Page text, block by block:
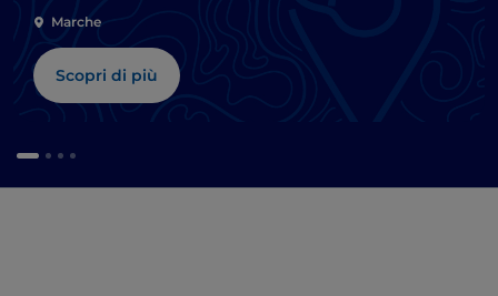
Marche
Scopri di più